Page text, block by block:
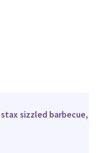
sizzled barbecue,